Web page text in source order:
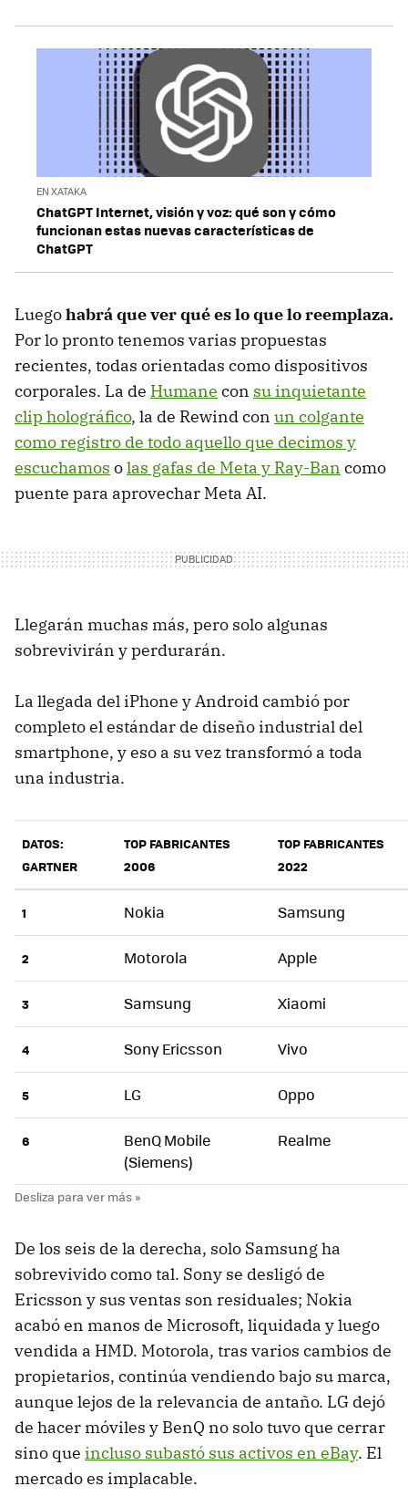
EN XATAKA
ChatGPT Internet, visión y voz: qué son y cómo
funcionan estas nuevas características de
ChatGPT
Luegohabrá que ver qué es lo que lo reemplaza.
Por lo pronto tenemos varias propuestas
recientes, todas orientadas como dispositivos
corporales. La de Humane con su inquietante
clip holográfico, la de Rewind con un colgante
como registro de todo aquello que decimos y
escuchamos olas gafas de Meta y Ray-Ban como
puente para aprovechar Meta AI.
Llegarán muchas más, pero solo algunas
sobrevivirán y perdurarán.
La llegada del iPhone y Android cambió por
completo el estándar de diseño industrial del
smartphone, y eso a su vez transformó a toda
una industria.
DATOS:
GARTNER
TOP FABRICANTES
2006
TOP FABRICANTES
2022
1 Nokia Samsung
2 Motorola Apple
3 Samsung Xiaomi
4 Sony Ericsson Vivo
5 LG Oppo
6
BenQ Mobile
(Siemens)
Realme
De los seis de la derecha, solo Samsung ha
sobrevivido como tal. Sony se desligó de
Ericsson y sus ventas son residuales; Nokia
acabó en manos de Microsoft, liquidada y luego
vendida a HMD. Motorola, tras varios cambios de
propietarios, continúa vendiendo bajo su marca,
aunque lejos de la relevancia de antaño. LG dejó
de hacer móviles y BenQ no solo tuvo que cerrar
sino que incluso subastó sus activos en eBay. El
mercado es implacable.